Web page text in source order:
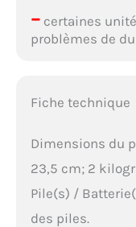
–certaines
problèmes de
Fiche technique
Dimensions du
23,5 cm; 2
Pile(s) /
des piles.